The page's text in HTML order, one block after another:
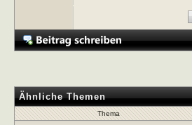
Ähnliche Themen
Thema